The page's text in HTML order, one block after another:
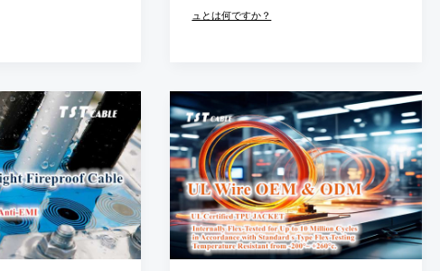
の
の
メ
ッ
シ
ュ
と
は
ュとは何ですか？
ポ
リ
エ
ー
テ
ル
エ